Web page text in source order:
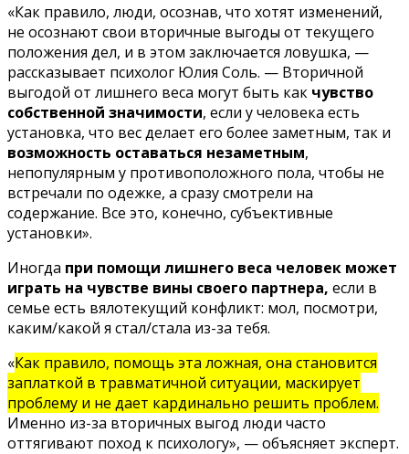
«Как правило, люди, осознав, что хотят изменений,
не осознают свои вторичные выгоды от текущего
положения дел, и в этом заключается ловушка, —
рассказывает психолог Юлия Соль. — Вторичной
выгодой от лишнего веса могут быть как чувство
собственной значимости, если у человека есть
установка, что вес делает его более заметным, так и
возможность оставаться незаметным,
непопулярным у противоположного пола, чтобы не
встречали по одежке, а сразу смотрели на
содержание. Все это, конечно, субъективные
установки».
Иногда при помощи лишнего веса человек может
играть на чувстве вины своего партнера, если в
семье есть вялотекущий конфликт: мол, посмотри,
каким/какой я стал/стала из-за тебя.
«Как правило, помощь эта ложная, она становится
заплаткой в травматичной ситуации, маскирует
проблему и не дает кардинально решить проблем.
Именно из-за вторичных выгод люди часто
оттягивают поход к психологу», — объясняет эксперт.